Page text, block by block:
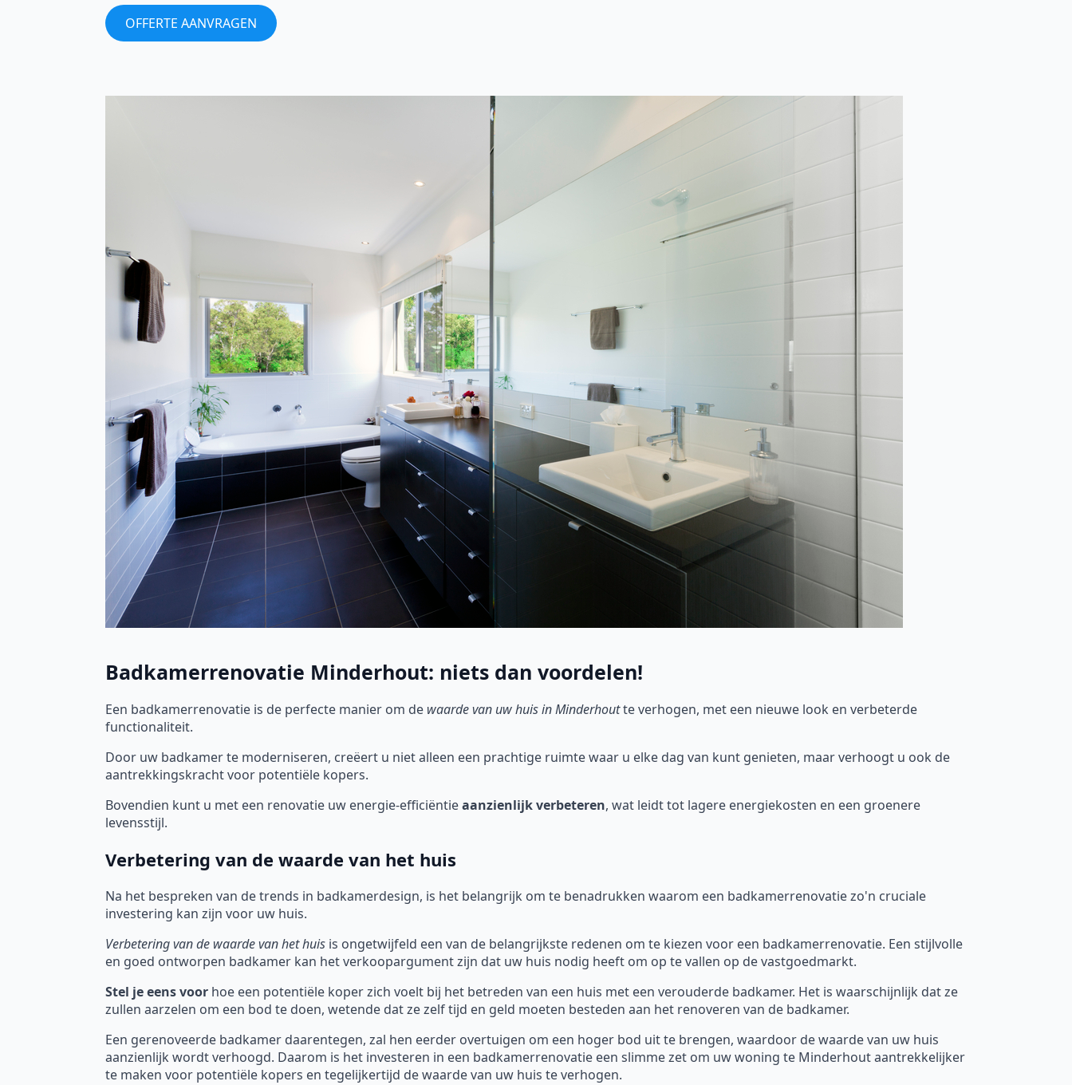
OFFERTE AANVRAGEN
Badkamerrenovatie Minderhout: niets dan voordelen!
Een badkamerrenovatie is de perfecte manier om de waarde van uw huis in Minderhoutte verhogen, met een nieuwe look en verbeterde
functionaliteit.
Door uw badkamer te moderniseren, creëert u niet alleen een prachtige ruimte waar u elke dag van kunt genieten, maar verhoogt u ook de
aantrekkingskracht voor potentiële kopers.
Bovendien kunt u met een renovatie uw energie-efficiëntieaanzienlijk verbeteren, wat leidt tot lagere energiekosten en een groenere
levensstijl.
Verbetering van de waarde van het huis
Na het bespreken van de trends in badkamerdesign, is het belangrijk om te benadrukken waarom een badkamerrenovatie zo'n cruciale
investering kan zijn voor uw huis.
Verbetering van de waarde van het huis is ongetwijfeld een van de belangrijkste redenen om te kiezen voor een badkamerrenovatie. Een stijlvolle
en goed ontworpen badkamer kan het verkoopargument zijn dat uw huis nodig heeft om op te vallen op de vastgoedmarkt.
Stel je eens voor hoe een potentiële koper zich voelt bij het betreden van een huis met een verouderde badkamer. Het is waarschijnlijk dat ze
zullen aarzelen om een bod te doen, wetende dat ze zelf tijd en geld moeten besteden aan het renoveren van de badkamer.
Een gerenoveerde badkamer daarentegen, zal hen eerder overtuigen om een hoger bod uit te brengen, waardoor de waarde van uw huis
aanzienlijk wordt verhoogd. Daarom is het investeren in een badkamerrenovatie een slimme zet om uw woning te Minderhout aantrekkelijker
te maken voor potentiële kopers en tegelijkertijd de waarde van uw huis te verhogen.